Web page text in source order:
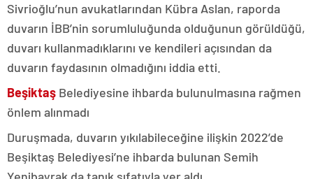
Sivrioğlu’nun avukatlarından Kübra Aslan, raporda
duvarın İBB’nin sorumluluğunda olduğunun görüldüğü,
duvarı kullanmadıklarını ve kendileri açısından da
duvarın faydasının olmadığını iddia etti.
Beşiktaş Belediyesine ihbarda bulunulmasına rağmen
önlem alınmadı
Duruşmada, duvarın yıkılabileceğine ilişkin 2022’de
Beşiktaş Belediyesi’ne ihbarda bulunan Semih